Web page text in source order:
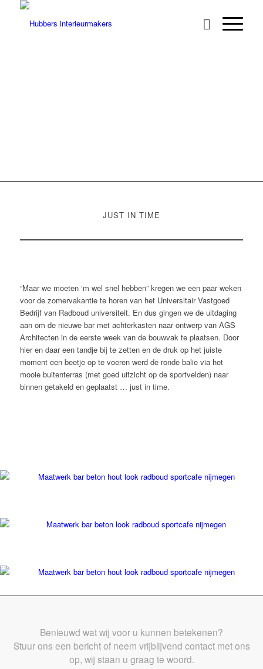
JUST IN TIME
“Maar we moeten ‘m wel snel hebben” kregen we een paar weken
voor de zomervakantie te horen van het Universitair Vastgoed
Bedrijf van Radboud universiteit. En dus gingen we de uitdaging
aan om de nieuwe bar met achterkasten naar ontwerp van AGS
Architecten in de eerste week van de bouwvak te plaatsen. Door
hier en daar een tandje bij te zetten en de druk op het juiste
moment een beetje op te voeren werd de ronde balie via het
mooie buitenterras (met goed uitzicht op de sportvelden) naar
binnen getakeld en geplaatst … just in time.
Benieuwd wat wij voor u kunnen betekenen?
Stuur ons een bericht of neem vrijblijvend contact met ons
op, wij staan u graag te woord.